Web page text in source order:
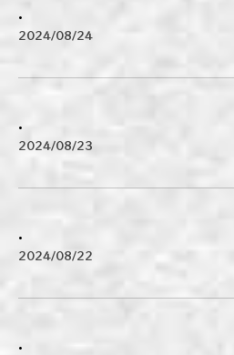
.
2024/08/24
.
2024/08/23
.
2024/08/22
.